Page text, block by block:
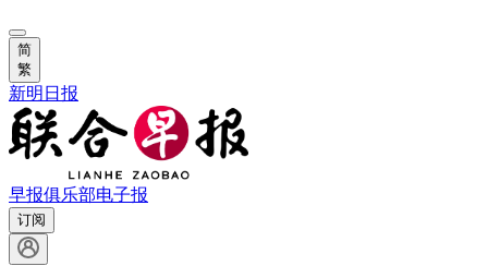
简
繁
新明日报
早报俱乐部电子报
订阅